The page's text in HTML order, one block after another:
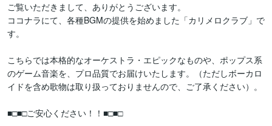
ご覧いただきまして、ありがとうございます。
ココナラにて、各種BGMの提供を始めました「カリメロクラブ」で
す。
こちらでは本格的なオーケストラ・エピックなものや、ポップス系
のゲーム音楽を、プロ品質でお届けいたします。（ただしボーカロ
イドを含め歌物は取り扱っておりませんので、ご了承ください）。
■□■□ご安心ください！！■□■□